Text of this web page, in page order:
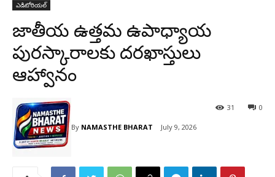
ఎడిటోరియల్
జాతీయ ఉత్తమ ఉపాధ్యాయ
పురస్కారాలకు దరఖాస్తులు
ఆహ్వానం
By NAMASTHE BHARAT July 9, 2026
0
31